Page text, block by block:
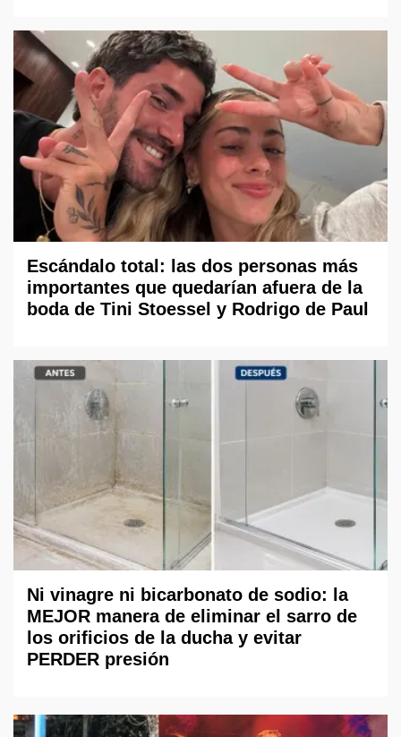
Escándalo total: las dos personas más
importantes que quedarían afuera de la
boda de Tini Stoessel y Rodrigo de Paul
Ni vinagre ni bicarbonato de sodio: la
MEJOR manera de eliminar el sarro de
los orificios de la ducha y evitar
PERDER presión